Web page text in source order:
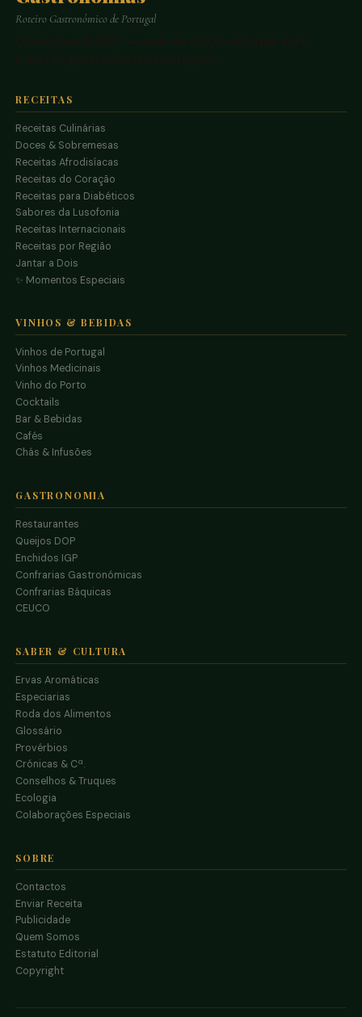
Roteiro Gastronómico de Portugal
RECEITAS
Receitas Culinárias
Doces & Sobremesas
Receitas Afrodisíacas
Receitas do Coração
Receitas para Diabéticos
Sabores da Lusofonia
Receitas Internacionais
Receitas por Região
Jantar a Dois
✨ Momentos Especiais
VINHOS & BEBIDAS
Vinhos de Portugal
Vinhos Medicinais
Vinho do Porto
Cocktails
Bar & Bebidas
Cafés
Chás & Infusões
GASTRONOMIA
Restaurantes
Queijos DOP
Enchidos IGP
Confrarias Gastronómicas
Confrarias Báquicas
CEUCO
SABER & CULTURA
Ervas Aromáticas
Especiarias
Roda dos Alimentos
Glossário
Provérbios
Crónicas & Cª.
Conselhos & Truques
Ecologia
Colaborações Especiais
SOBRE
Contactos
Enviar Receita
Publicidade
Quem Somos
Estatuto Editorial
Copyright